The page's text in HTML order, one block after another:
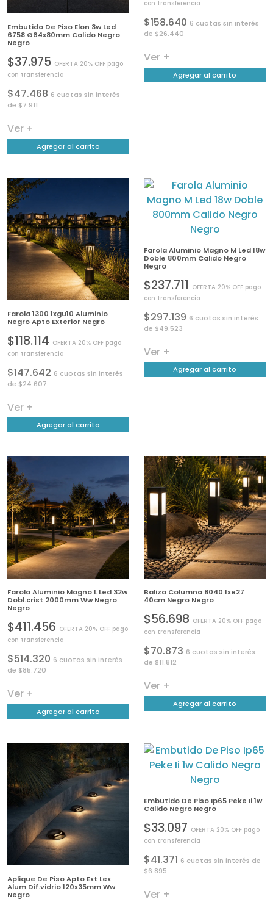
Embutido De Piso Elon 3w Led
6758 Ø64x80mm Calido Negro
Negro
$37.975 OFERTA 20% OFF pago
con transferencia
$47.468 6 cuotas sin interés
de $7.911
Ver +
Agregar al carrito
con transferencia
$158.640 6 cuotas sin interés
de $26.440
Ver +
Agregar al carrito
Farola 1300 1xgu10 Aluminio
Negro Apto Exterior Negro
$118.114 OFERTA 20% OFF pago
con transferencia
$147.642 6 cuotas sin interés
de $24.607
Ver +
Agregar al carrito
Farola Aluminio Magno M Led 18w
Doble 800mm Calido Negro
Negro
$237.711 OFERTA 20% OFF pago
con transferencia
$297.139 6 cuotas sin interés
de $49.523
Ver +
Agregar al carrito
Farola Aluminio Magno L Led 32w
Dobl.crist 2000mm Ww Negro
Negro
$411.456 OFERTA 20% OFF pago
con transferencia
$514.320 6 cuotas sin interés
de $85.720
Ver +
Agregar al carrito
Baliza Columna 8040 1xe27
40cm Negro Negro
$56.698 OFERTA 20% OFF pago
con transferencia
$70.873 6 cuotas sin interés
de $11.812
Ver +
Agregar al carrito
Aplique De Piso Apto Ext Lex
Alum Dif.vidrio 120x35mm Ww
Negro
Embutido De Piso Ip65 Peke Ii 1w
Calido Negro Negro
$33.097 OFERTA 20% OFF pago
con transferencia
$41.371 6 cuotas sin interés de
$6.895
Ver +